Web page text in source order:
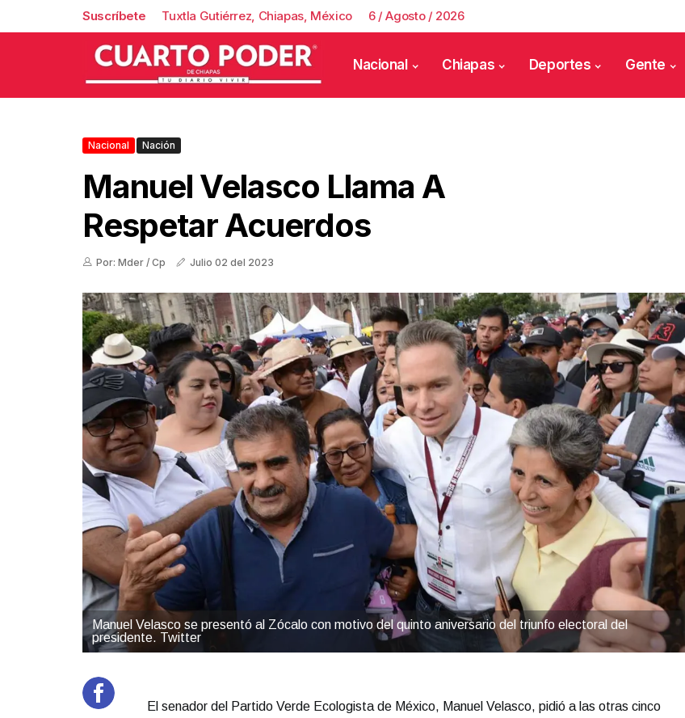
Suscríbete Tuxtla Gutiérrez, Chiapas, México 6 / Agosto / 2026
Nacional Chiapas Deportes Gente
Nacional Nación
Manuel Velasco Llama A
Respetar Acuerdos
Por: Mder / Cp Julio 02 del 2023
Manuel Velasco se presentó al Zócalo con motivo del quinto aniversario del triunfo electoral del
presidente. Twitter
El senador del Partido Verde Ecologista de México, Manuel Velasco, pidió a las otras cinco